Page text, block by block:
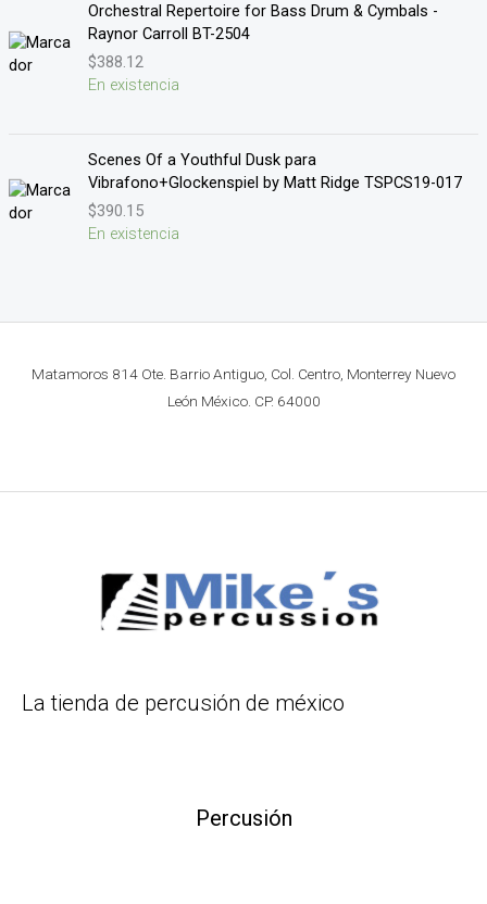
Orchestral Repertoire for Bass Drum & Cymbals -
Raynor Carroll BT-2504
$388.12
En existencia
Scenes Of a Youthful Dusk para
Vibrafono+Glockenspiel by Matt Ridge TSPCS19-017
$390.15
En existencia
Matamoros 814 Ote. Barrio Antiguo, Col. Centro, Monterrey Nuevo
León México. CP. 64000
La tienda de percusión de méxico
Percusión